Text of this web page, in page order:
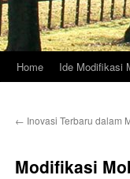
Home Ide Modifikasi
← Inovasi Terbaru dalam
Modifikasi